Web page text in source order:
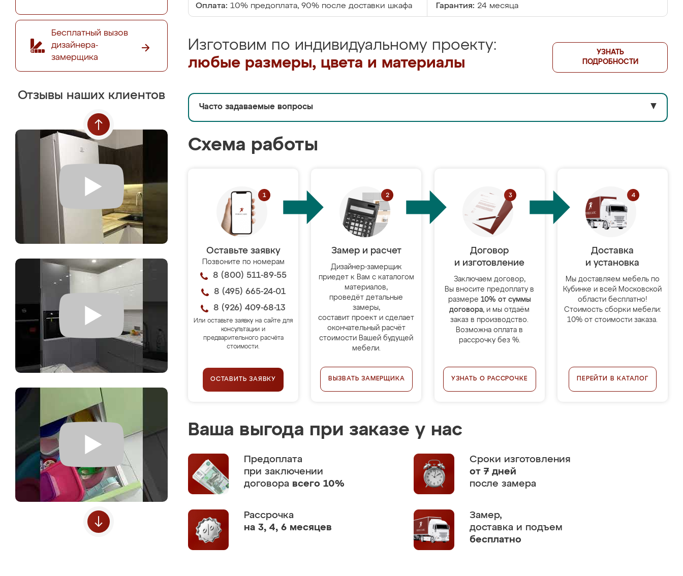
Бесплатный вызов
дизайнера-
замерщика
Отзывы наших клиентов
Оплата: 10% предоплата, 90% после доставки шкафа Гарантия: 24 месяца
Изготовим по индивидуальному проекту:
любые размеры, цвета и материалы
УЗНАТЬ
ПОДРОБНОСТИ
Часто задаваемые вопросы ▼
Схема работы
Оставьте заявку
Позвоните по номерам
8 (800) 511-89-55
8 (495) 665-24-01
8 (926) 409-68-13
Или оставьте заявку на сайте для
консультации и
предварительного расчёта
стоимости.
ОСТАВИТЬ ЗАЯВКУ
Замер и расчет
Дизайнер-замерщик
приедет к Вам с каталогом
материалов,
проведёт детальные
замеры,
составит проект и сделает
окончательный расчёт
стоимости Вашей будущей
мебели.
ВЫЗВАТЬ ЗАМЕРЩИКА
Договор
и изготовление
Заключаем договор,
Вы вносите предоплату в
размере 10% от суммы
договора, и мы отдаём
заказ в производство.
Возможна оплата в
рассрочку без %.
УЗНАТЬ О РАССРОЧКЕ
Доставка
и установка
Мы доставляем мебель по
Кубинке и всей Московской
области бесплатно!
Стоимость сборки мебели:
10% от стоимости заказа.
ПЕРЕЙТИ В КАТАЛОГ
Ваша выгода при заказе у нас
Предоплата
при заключении
договора всего 10%
Сроки изготовления
от 7 дней
после замера
Рассрочка
на 3, 4, 6 месяцев
Замер,
доставка и подъем
бесплатно